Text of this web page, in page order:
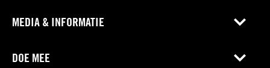
MEDIA & INFORMATIE
DOE MEE